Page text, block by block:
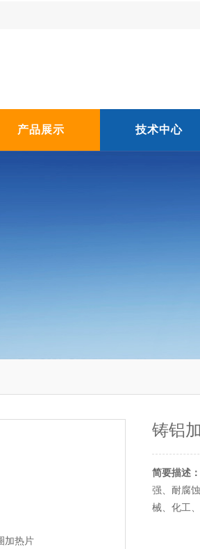
产品展示 技术中心
铸铝
简要描述：
强、耐腐
械、化工